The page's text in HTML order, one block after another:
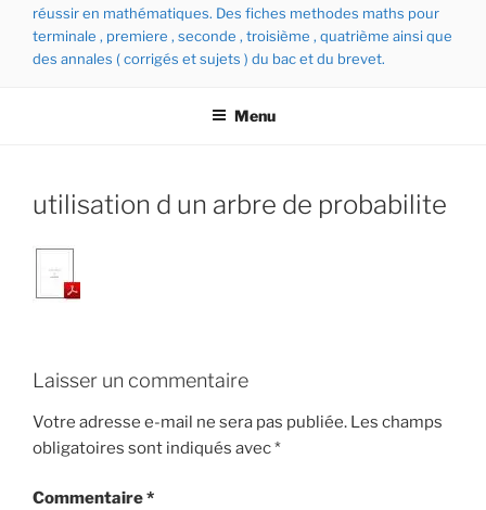
réussir en mathématiques. Des fiches methodes maths pour
terminale , premiere , seconde , troisième , quatrième ainsi que
des annales ( corrigés et sujets ) du bac et du brevet.
Menu
utilisation d un arbre de probabilite
Laisser un commentaire
Votre adresse e-mail ne sera pas publiée. Les champs
obligatoires sont indiqués avec*
Commentaire*